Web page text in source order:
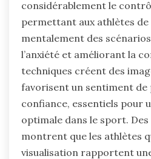
considérablement le
permettant aux athlètes
mentalement des
l’anxiété et améliorant la
techniques créent des
favorisent un sentiment
confiance, essentiels pour
optimale dans le sport.
montrent que les athlètes
visualisation rapportent